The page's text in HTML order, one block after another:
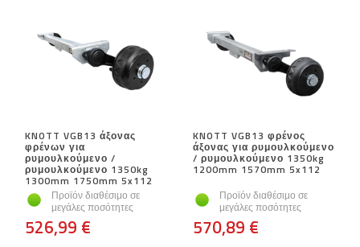
KNOTT VGB13 άξονας
φρένων για
ρυμουλκούμενο /
ρυμουλκούμενο 1350kg
1300mm 1750mm 5x112
Προϊόν διαθέσιμο σε
μεγάλες ποσότητες
526,99 €
KNOTT VGB13 φρένος
άξονας για ρυμουλκούμενο
/ ρυμουλκούμενο 1350kg
1200mm 1570mm 5x112
Προϊόν διαθέσιμο σε
μεγάλες ποσότητες
570,89 €